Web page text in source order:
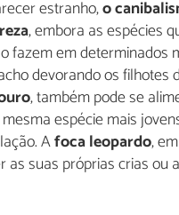
estranho,o
, embora as espécies
fazem em determinados
devorando os filhotes
, também pode se
espécie mais
Afoca leopardo,
as suas próprias crias ou